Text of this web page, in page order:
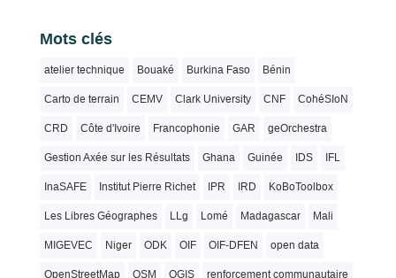
Mots clés
atelier technique Bouaké Burkina Faso Bénin
Carto de terrain CEMV Clark University CNF CohéSIoN
CRD Côte d'Ivoire Francophonie GAR geOrchestra
Gestion Axée sur les Résultats Ghana Guinée IDS IFL
InaSAFE Institut Pierre Richet IPR IRD KoBoToolbox
Les Libres Géographes LLg Lomé Madagascar Mali
MIGEVEC Niger ODK OIF OIF-DFEN open data
OpenStreetMap OSM QGIS renforcement communautaire